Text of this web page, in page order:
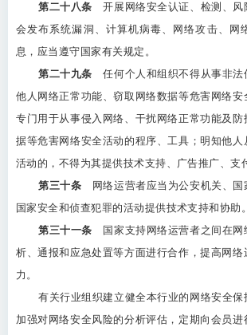
第二十八条 开展网络安全认证、检测、风
会发布系统漏洞、计算机病毒、网络攻击、网
息，应当遵守国家有关规定。
第二十九条 任何个人和组织不得从事非法
他人网络正常功能、窃取网络数据等危害网络
专门用于从事侵入网络、干扰网络正常功能及
据等危害网络安全活动的程序、工具；明知他人
活动的，不得为其提供技术支持、广告推广、支
第三十条 网络运营者应当为公安机关、国
国家安全和侦查犯罪的活动提供技术支持和协助。
第三十一条 国家支持网络运营者之间在网
析、通报和应急处置等方面进行合作，提高网
力。
有关行业组织建立健全本行业的网络安全保
加强对网络安全风险的分析评估，定期向会员进